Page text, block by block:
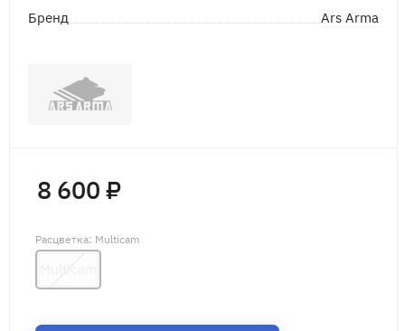
Бренд
Ars Arma
Расцветка: Multicam
8 600 ₽